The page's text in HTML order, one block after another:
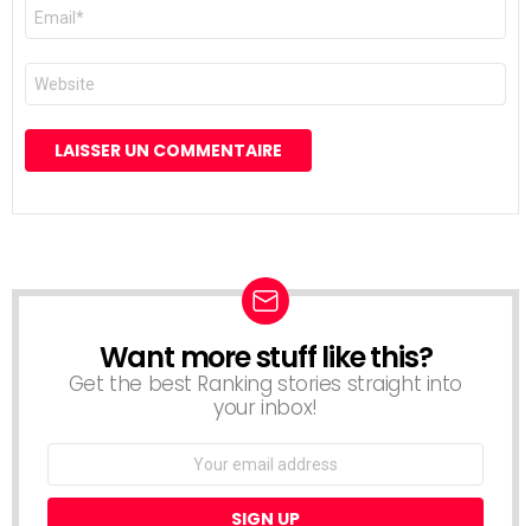
E-
mail
*
Site
web
NEWSLETTER
Want more stuff like this?
Get the best Ranking stories straight into
your inbox!
Email